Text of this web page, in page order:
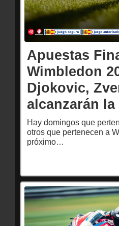
Apuestas
Wimbledon
Djokovic,
alcanzarán
Hay domingos que
otros que pertenecen a
próximo…